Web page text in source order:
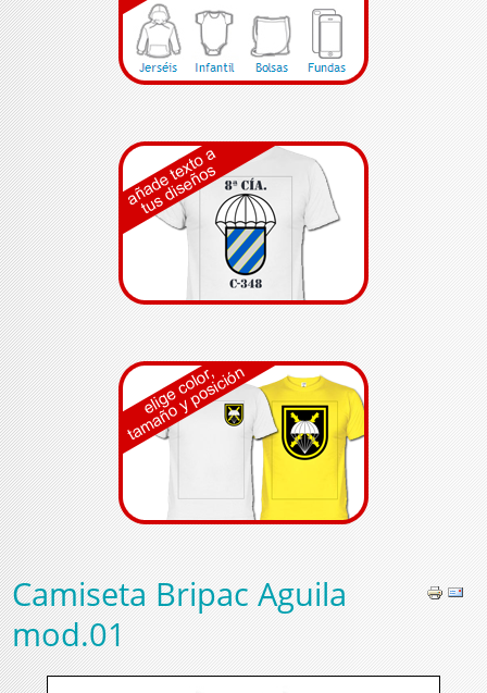
Camiseta Bripac Aguila
mod.01